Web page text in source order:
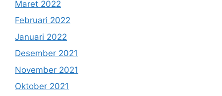
Maret 2022
Februari 2022
Januari 2022
Desember 2021
November 2021
Oktober 2021